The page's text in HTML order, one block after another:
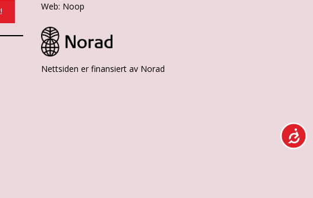
Web: Noop
Nettsiden er finansiert av Norad